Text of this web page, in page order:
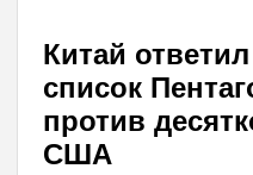
Китай
список
против
США